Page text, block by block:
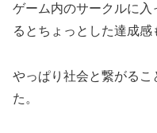
ゲーム内のサークルに入
るとちょっとした達成感
やっぱり社会と繋がるこ
た。